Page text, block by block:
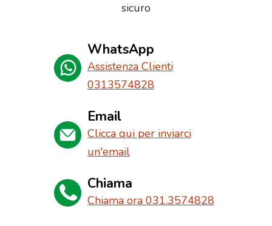
sicuro
WhatsApp
Assistenza Clienti
0313574828
Email
Clicca qui per inviarci
un'email
Chiama
Chiama ora 031.3574828